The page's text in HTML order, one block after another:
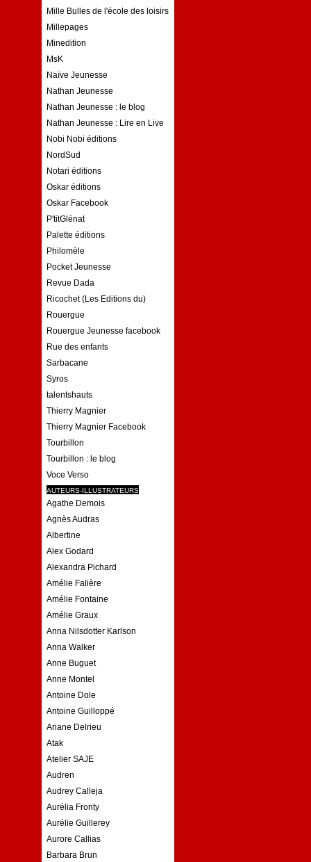
Mille Bulles de l'école des loisirs
Millepages
Minedition
MsK
Naïve Jeunesse
Nathan Jeunesse
Nathan Jeunesse : le blog
Nathan Jeunesse : Lire en Live
Nobi Nobi éditions
NordSud
Notari éditions
Oskar éditions
Oskar Facebook
P'titGlénat
Palette éditions
Philomèle
Pocket Jeunesse
Revue Dada
Ricochet (Les Editions du)
Rouergue
Rouergue Jeunesse facebook
Rue des enfants
Sarbacane
Syros
talentshauts
Thierry Magnier
Thierry Magnier Facebook
Tourbillon
Tourbillon : le blog
Voce Verso
AUTEURS-ILLUSTRATEURS
Agathe Demois
Agnès Audras
Albertine
Alex Godard
Alexandra Pichard
Amélie Falière
Amélie Fontaine
Amélie Graux
Anna Nilsdotter Karlson
Anna Walker
Anne Buguet
Anne Montel
Antoine Dole
Antoine Guilloppé
Ariane Delrieu
Atak
Atelier SAJE
Audren
Audrey Calleja
Aurélia Fronty
Aurélie Guillerey
Aurore Callias
Barbara Brun